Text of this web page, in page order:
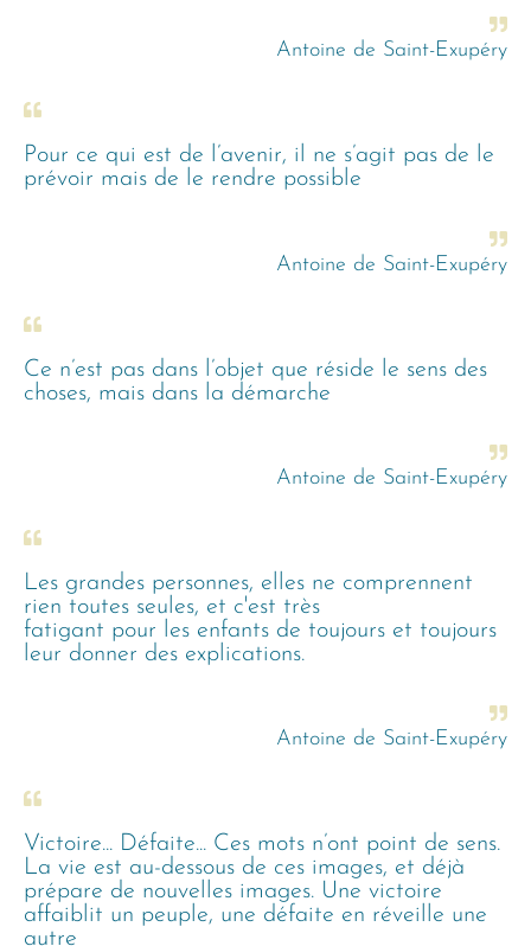
Antoine de Saint-Exupéry
Pour ce qui est de l’avenir, il ne s’agit pas de le
prévoir mais de le rendre possible
Antoine de Saint-Exupéry
Ce n’est pas dans l’objet que réside le sens des
choses, mais dans la démarche
Antoine de Saint-Exupéry
Les grandes personnes, elles ne comprennent
rien toutes seules, et c'est très
fatigant pour les enfants de toujours et toujours
leur donner des explications.
Antoine de Saint-Exupéry
Victoire... Défaite... Ces mots n’ont point de sens.
La vie est au-dessous de ces images, et déjà
prépare de nouvelles images. Une victoire
affaiblit un peuple, une défaite en réveille une
autre